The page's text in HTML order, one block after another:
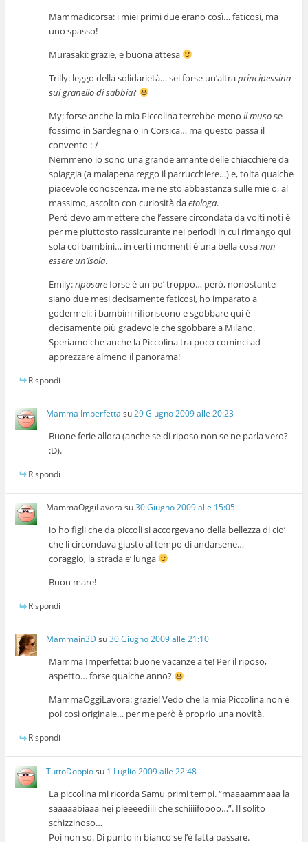
Mammadicorsa: i miei primi due erano così… faticosi, ma
uno spasso!
Murasaki: grazie, e buona attesa
Trilly: leggo della solidarietà… sei forse un’altraprincipessina
sul granello di sabbia?
My: forse anche la mia Piccolina terrebbe menoil musose
fossimo in Sardegna o in Corsica… ma questo passa il
convento :-/
Nemmeno io sono una grande amante delle chiacchiere da
spiaggia (a malapena reggo il parrucchiere…) e, tolta qualche
piacevole conoscenza, me ne sto abbastanza sulle mie o, al
massimo, ascolto con curiosità daetologa.
Però devo ammettere che l’essere circondata da volti noti è
per me piuttosto rassicurante nei periodi in cui rimango qui
sola coi bambini… in certi momenti è una bella cosanon
essere un’isola.
Emily:riposareforse è un po’ troppo… però, nonostante
siano due mesi decisamente faticosi, ho imparato a
godermeli: i bambini rifioriscono e sgobbare qui è
decisamente più gradevole che sgobbare a Milano.
Speriamo che anche la Piccolina tra poco cominci ad
apprezzare almeno il panorama!
Rispondi
Mamma Imperfetta su29 Giugno 2009 alle 20:23
Buone ferie allora (anche se di riposo non se ne parla vero?
:D).
Rispondi
MammaOggiLavora su30 Giugno 2009 alle 15:05
io ho figli che da piccoli si accorgevano della bellezza di cio’
che li circondava giusto al tempo di andarsene…
coraggio, la strada e’ lunga
Buon mare!
Rispondi
Mammain3D su30 Giugno 2009 alle 21:10
Mamma Imperfetta: buone vacanze a te! Per il riposo,
aspetto… forse qualche anno?
MammaOggiLavora: grazie! Vedo che la mia Piccolina non è
poi così originale… per me però è proprio una novità.
Rispondi
TuttoDoppiosu 1 Luglio 2009 alle 22:48
La piccolina mi ricorda Samu primi tempi. “maaaammaaa la
saaaaabiaaa nei pieeeediiii che schiiiifoooo…”. Il solito
schizzinoso…
Poi non so. Di punto in bianco se l’è fatta passare.